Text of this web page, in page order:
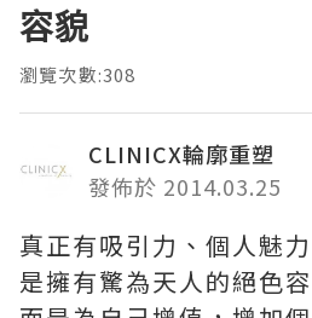
容貌
瀏覽次數:308
CLINICX輪廓重塑
發佈於 2014.03.25
真正有吸引力、個人魅
是擁有驚為天人的絕色